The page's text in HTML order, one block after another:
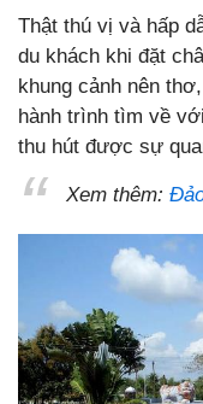
Thật thú vị và hấp
du khách khi đặt
khung cảnh nên
hành trình tìm về
thu hút được sự
Xem thêm: